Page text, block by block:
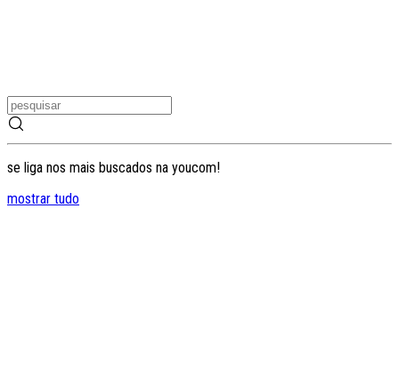
se liga nos mais buscados na youcom!
mostrar tudo